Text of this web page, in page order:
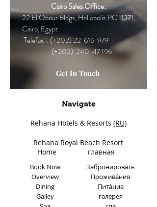
Cairo Sales Office:
22 El Obour Bldgs, Heliopolis PC 11371,
Cairo, Egypt
Telefax : (+202) 22 616 979
(+202) 240 47 196
Get In Touch
Navigate
Rehana Hotels & Resorts (RU)
Book Now
Overview
Dining
Galley
Забронировать
Прожива́ния
Пита́ние
галерея
Rehana Royal Beach Resort
Home
главная